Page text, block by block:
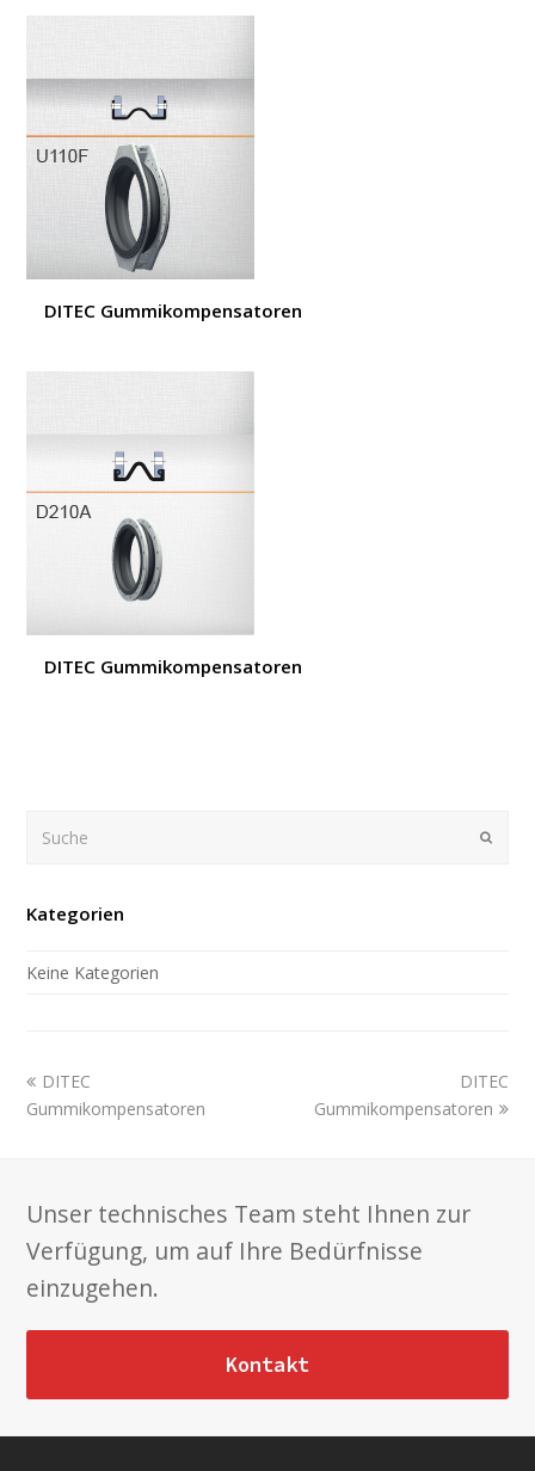
DITEC Gummikompensatoren
DITEC Gummikompensatoren
Kategorien
Keine Kategorien
previous
post:
DITEC
Gummikompensatoren
next
post:
DITEC
Gummikompensatoren
Unser technisches Team steht Ihnen zur
Verfügung, um auf Ihre Bedürfnisse
einzugehen.
Kontakt